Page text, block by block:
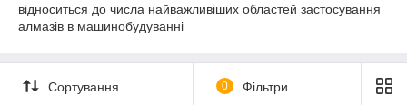
відноситься до числа найважливіших областей застосування
алмазів в машинобудуванні
Сортування 0 Фільтри